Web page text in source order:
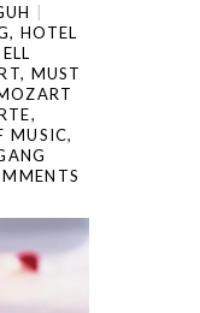
, HOTEL
, MUST
,
MUSIC,